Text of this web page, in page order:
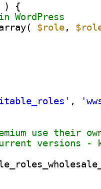
) {
$role,
,
use their
versions -